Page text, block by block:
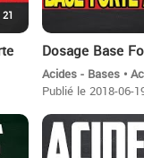
21
Dosage Base
Acides - Bases •
Publié le 2018-06-